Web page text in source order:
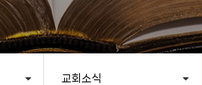
교회소식